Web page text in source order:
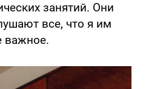
занятий. Они
все, что я им
важное.